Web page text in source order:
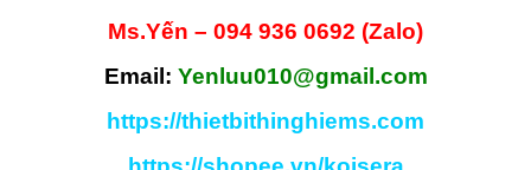
Ms.Yến – 094 936 0692 (Zalo)
Email: Yenluu010@gmail.com
https://thietbithinghiems.com